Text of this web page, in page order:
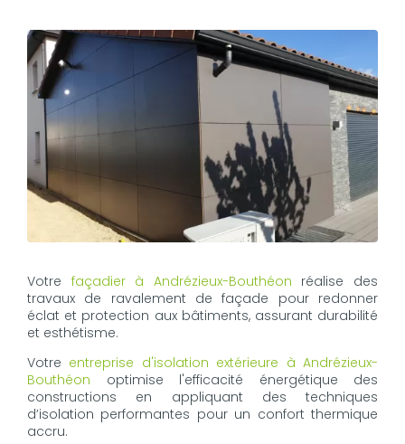
Votre façadier à Andrézieux-Bouthéon réalise des
travaux de ravalement de façade pour redonner
éclat et protection aux bâtiments, assurant durabilité
et esthétisme.
Votre entreprise d'isolation extérieure à Andrézieux-
Bouthéon optimise l'efficacité énergétique des
constructions en appliquant des techniques
d’isolation performantes pour un confort thermique
accru.